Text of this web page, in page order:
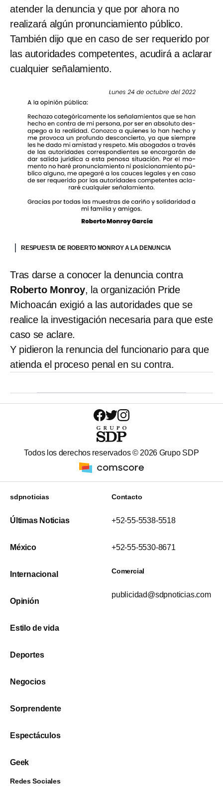
atender la denuncia y que por ahora no
realizará algún pronunciamiento público.
También dijo que en caso de ser requerido por
las autoridades competentes, acudirá a aclarar
cualquier señalamiento.
RESPUESTA DE ROBERTO MONROY A LA DENUNCIA
Tras darse a conocer la denuncia contra
Roberto Monroy, la organización Pride
Michoacán exigió a las autoridades que se
realice la investigación necesaria para que este
caso se aclare.
Y pidieron la renuncia del funcionario para que
atienda el proceso penal en su contra.
Todos los derechos reservados © 2026 Grupo SDP
sdpnoticias
Últimas Noticias
México
Internacional
Opinión
Estilo de vida
Deportes
Negocios
Sorprendente
Espectáculos
Geek
Contacto
+52-55-5538-5518
+52-55-5530-8671
Comercial
publicidad@sdpnoticias.com
Redes Sociales